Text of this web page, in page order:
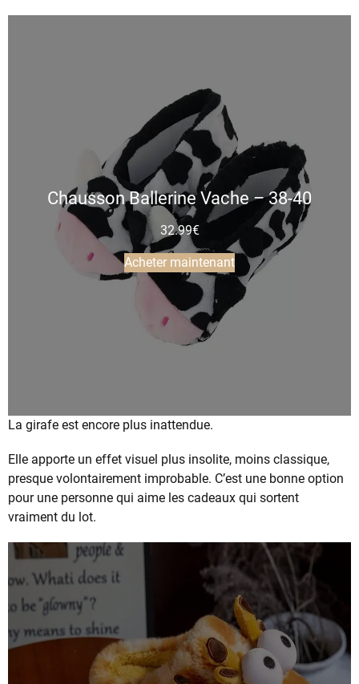
Chausson Ballerine Vache – 38-40
32.99€
Acheter maintenant
La girafe est encore plus inattendue.
Elle apporte un effet visuel plus insolite, moins classique,
presque volontairement improbable. C’est une bonne option
pour une personne qui aime les cadeaux qui sortent
vraiment du lot.